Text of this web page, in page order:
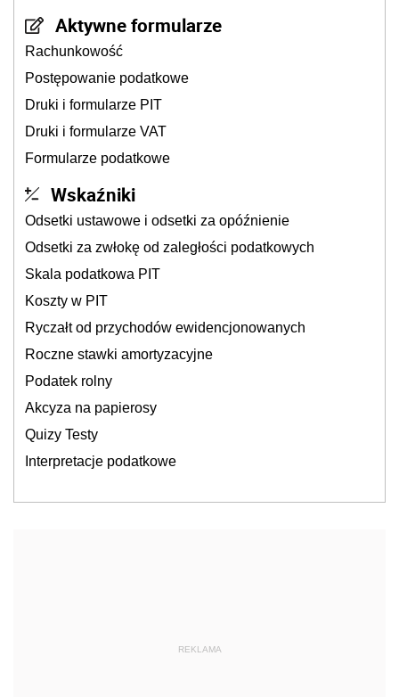
Aktywne formularze
Rachunkowość
Postępowanie podatkowe
Druki i formularze PIT
Druki i formularze VAT
Formularze podatkowe
Wskaźniki
Odsetki ustawowe i odsetki za opóźnienie
Odsetki za zwłokę od zaległości podatkowych
Skala podatkowa PIT
Koszty w PIT
Ryczałt od przychodów ewidencjonowanych
Roczne stawki amortyzacyjne
Podatek rolny
Akcyza na papierosy
Quizy Testy
Interpretacje podatkowe
REKLAMA